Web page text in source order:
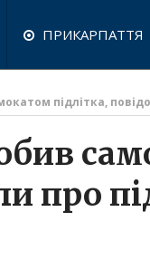
ПРИКАРПАТТЯ
підлітка,
про